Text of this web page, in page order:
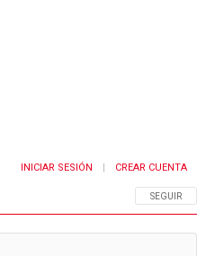
SIGA ESTA
SEGUIR
INICIAR SESIÓN CREAR CUENTA